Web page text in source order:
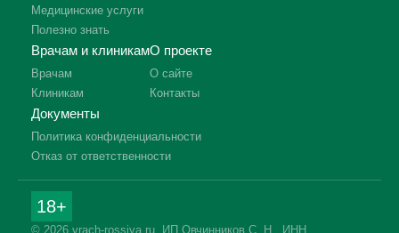
Медицинские услуги
Полезно знать
Врачам и клиникам
Врачам
Клиникам
О проекте
О сайте
Контакты
Документы
Политика конфиденциальности
Отказ от ответственности
18+
© 2026 vrach-rossiya.ru. ИП Овчинников С. Н., ИНН